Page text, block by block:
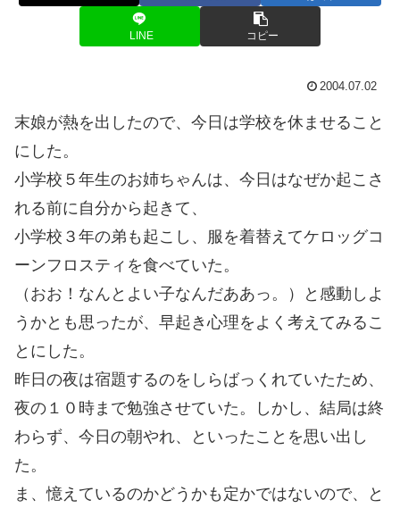
LINE コピー
2004.07.02
末娘が熱を出したので、今日は学校を休ませること
にした。
小学校５年生のお姉ちゃんは、今日はなぜか起こさ
れる前に自分から起きて、
小学校３年の弟も起こし、服を着替えてケロッグコ
ーンフロスティを食べていた。
（おお！なんとよい子なんだああっ。）と感動しよ
うかとも思ったが、早起き心理をよく考えてみるこ
とにした。
昨日の夜は宿題するのをしらばっくれていたため、
夜の１０時まで勉強させていた。しかし、結局は終
わらず、今日の朝やれ、といったことを思い出し
た。
ま、憶えているのかどうかも定かではないので、と